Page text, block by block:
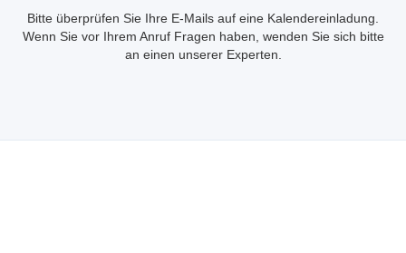
Bitte überprüfen Sie Ihre E-Mails auf eine Kalendereinladung.
Wenn Sie vor Ihrem Anruf Fragen haben, wenden Sie sich bitte
an einen unserer Experten.